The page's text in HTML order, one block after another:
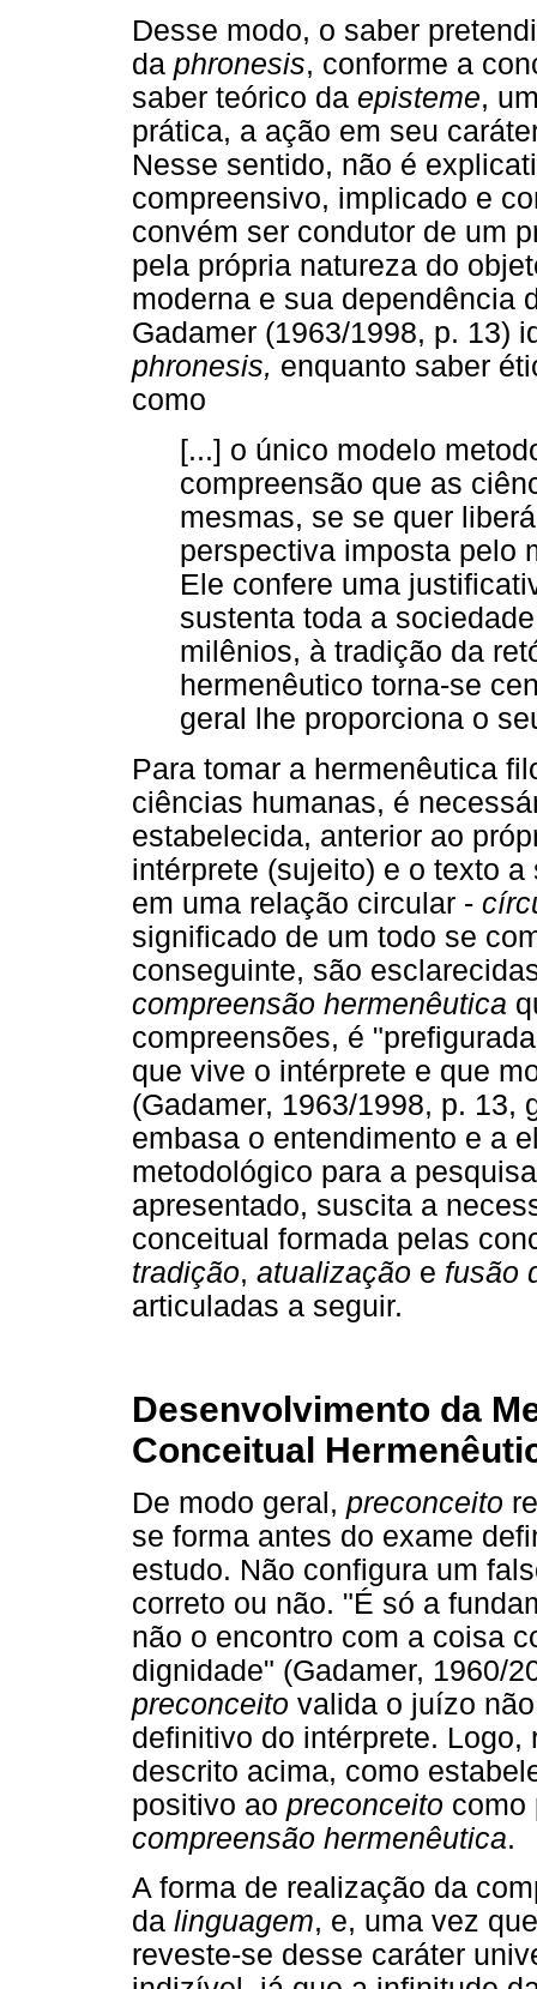
Desse modo, o saber
da phronesis, conforme a
saber teórico da episteme,
prática, a ação em seu
Nesse sentido, não é
compreensivo, implicado e
convém ser condutor de um
pela própria natureza do
moderna e sua dependência
Gadamer (1963/1998, p. 13)
phronesis, enquanto saber
como
[...] o único modelo
compreensão que as
mesmas, se se quer
perspectiva imposta pelo
Ele confere uma
sustenta toda a
milênios, à tradição da
hermenêutico torna-se
geral lhe proporciona o
Para tomar a hermenêutica
ciências humanas, é
estabelecida, anterior ao
intérprete (sujeito) e o texto
em uma relação circular -
significado de um todo se
conseguinte, são
compreensão hermenêutica
compreensões, é
que vive o intérprete e que
(Gadamer, 1963/1998, p. 13,
embasa o entendimento e a
metodológico para a
apresentado, suscita a
conceitual formada pelas
tradição, atualização e fusão
articuladas a seguir.
Desenvolvimento da
Conceitual
De modo geral, preconceito
se forma antes do exame
estudo. Não configura um
correto ou não. "É só a
não o encontro com a coisa
dignidade" (Gadamer, 1960/
preconceito valida o juízo
definitivo do intérprete.
descrito acima, como
positivo ao preconceito como
compreensão hermenêutica.
A forma de realização da
da linguagem, e, uma vez
reveste-se desse caráter